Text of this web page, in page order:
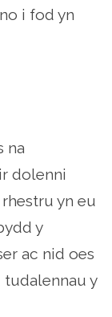
i fod yn
na
dolenni
yn eu
y
ac nid oes
y